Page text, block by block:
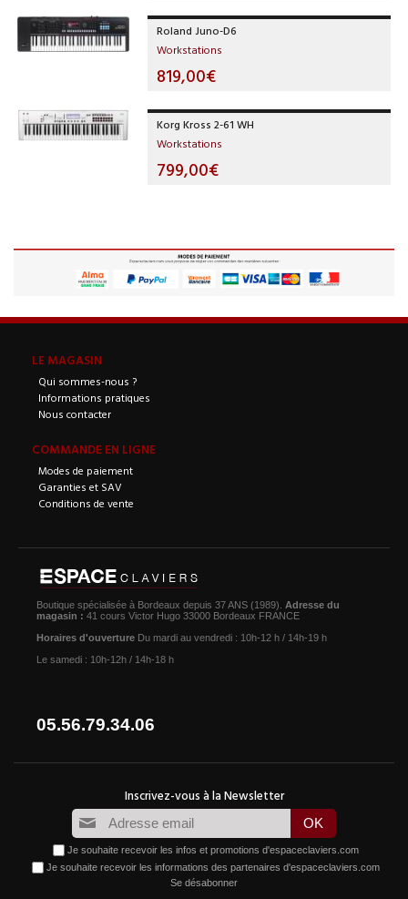
Roland Juno-D6
Workstations
819,00€
Korg Kross 2-61 WH
Workstations
799,00€
LE MAGASIN
Qui sommes-nous ?
Informations pratiques
Nous contacter
COMMANDE EN LIGNE
Modes de paiement
Garanties et SAV
Conditions de vente
Boutique spécialisée à Bordeaux depuis 37 ANS (1989). Adresse du
magasin : 41 cours Victor Hugo 33000 Bordeaux FRANCE
Horaires d'ouverture Du mardi au vendredi : 10h-12 h / 14h-19 h
Le samedi : 10h-12h / 14h-18 h
05.56.79.34.06
Je souhaite recevoir les infos et promotions d'espaceclaviers.com
Je souhaite recevoir les informations des partenaires d'espaceclaviers.com
Se désabonner